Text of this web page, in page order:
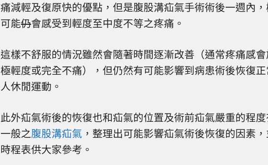
痛減輕及復原快的優點，但是腹股溝疝氣手術術後一週內
可能仍會感受到輕度至中度不等之疼痛。
這樣不舒服的情況雖然會隨著時間逐漸改善（通常疼痛感
極輕度或完全不痛），但仍然有可能影響到病患術後恢復
人休閒運動。
此外疝氣術後的恢復也和疝氣的位置及術前疝氣嚴重的程
一般之腹股溝疝氣 ，整理出可能影響疝氣術後恢復的因素
時程表供大家參考。